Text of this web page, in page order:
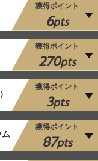
獲得ポイント
6pts
獲得ポイント
270pts
獲得ポイント
3pts
獲得ポイント
87pts